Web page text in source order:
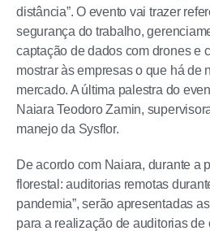
distância”. O evento vai trazer
segurança do trabalho,
captação de dados com drones e
mostrar às empresas o que há de
mercado. A última palestra do
Naiara Teodoro Zamin,
manejo da Sysflor.
De acordo com Naiara, durante a
florestal: auditorias remotas
pandemia”, serão apresentadas
para a realização de auditorias